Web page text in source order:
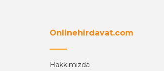
Onlinehirdavat.com
Hakkımızda